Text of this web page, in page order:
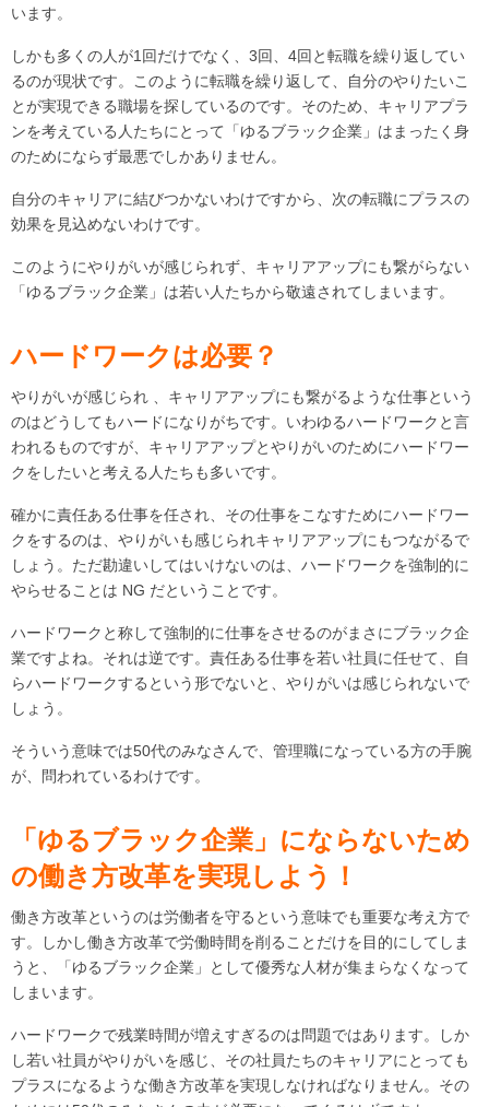
います。
しかも多くの人が1回だけでなく、3回、4回と転職を繰り返してい
るのが現状です。このように転職を繰り返して、自分のやりたいこ
とが実現できる職場を探しているのです。そのため、キャリアプラ
ンを考えている人たちにとって「ゆるブラック企業」はまったく身
のためにならず最悪でしかありません。
自分のキャリアに結びつかないわけですから、次の転職にプラスの
効果を見込めないわけです。
このようにやりがいが感じられず、キャリアアップにも繋がらない
「ゆるブラック企業」は若い人たちから敬遠されてしまいます。
ハードワークは必要？
やりがいが感じられ 、キャリアアップにも繋がるような仕事という
のはどうしてもハードになりがちです。いわゆるハードワークと言
われるものですが、キャリアアップとやりがいのためにハードワー
クをしたいと考える人たちも多いです。
確かに責任ある仕事を任され、その仕事をこなすためにハードワー
クをするのは、やりがいも感じられキャリアアップにもつながるで
しょう。ただ勘違いしてはいけないのは、ハードワークを強制的に
やらせることは NG だということです。
ハードワークと称して強制的に仕事をさせるのがまさにブラック企
業ですよね。それは逆です。責任ある仕事を若い社員に任せて、自
らハードワークするという形でないと、やりがいは感じられないで
しょう。
そういう意味では50代のみなさんで、管理職になっている方の手腕
が、問われているわけです。
「ゆるブラック企業」にならないため
の働き方改革を実現しよう！
働き方改革というのは労働者を守るという意味でも重要な考え方で
す。しかし働き方改革で労働時間を削ることだけを目的にしてしま
うと、「ゆるブラック企業」として優秀な人材が集まらなくなって
しまいます。
ハードワークで残業時間が増えすぎるのは問題ではあります。しか
し若い社員がやりがいを感じ、その社員たちのキャリアにとっても
プラスになるような働き方改革を実現しなければなりません。その